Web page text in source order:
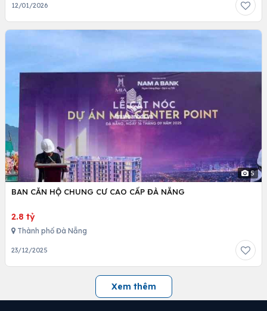
12/01/2026
5
BAN CĂN HỘ CHUNG CƯ CAO CẤP ĐÀ NẴNG
2.8 tỷ
Thành phố Đà Nẵng
23/12/2025
Xem thêm